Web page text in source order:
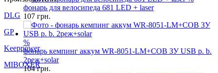
фонарь для велосипеда 681 LED + laser
107 грн.
%
фонарь кемпинг аккум WR-8051-LM+COB ЗУ USB p. b.
2реж+solar
104грн.
DLG
GP
Keeppower
MIBOXER